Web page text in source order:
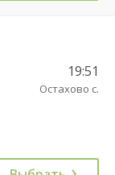
19:51
Остахово с.